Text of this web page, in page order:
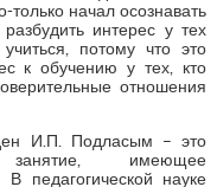
только начал осознавать
интерес у тех
потому что это
к обучению у тех, кто
отношения
И.П. Подласым – это
занятие, имеющее
педагогической науке